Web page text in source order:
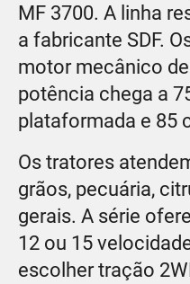
MF 3700. A linha
a fabricante SDF.
motor mecânico
potência chega a
plataformada e 85
Os tratores
grãos, pecuária,
gerais. A série
12 ou 15
escolher tração